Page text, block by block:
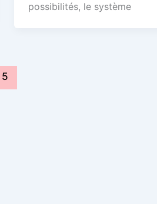
possibilités, le système
5